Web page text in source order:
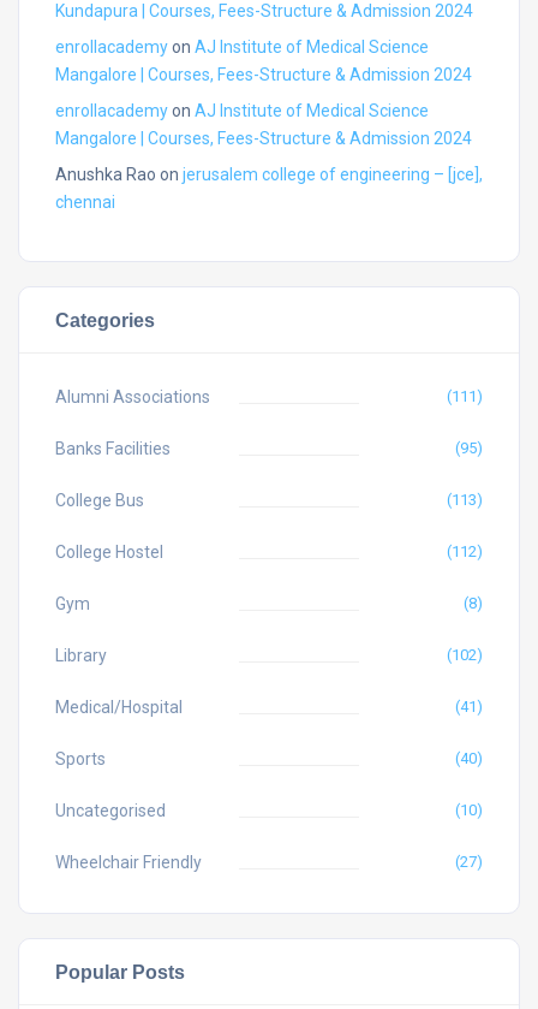
Kundapura | Courses, Fees-Structure & Admission 2024
enrollacademyon AJ Institute of Medical Science
Mangalore | Courses, Fees-Structure & Admission 2024
enrollacademyon AJ Institute of Medical Science
Mangalore | Courses, Fees-Structure & Admission 2024
Anushka Rao on jerusalem college of engineering – [jce],
chennai
Categories
Alumni Associations (111)
Banks Facilities (95)
College Bus (113)
College Hostel (112)
Gym (8)
Library (102)
Medical/Hospital (41)
Sports (40)
Uncategorised (10)
Wheelchair Friendly (27)
Popular Posts